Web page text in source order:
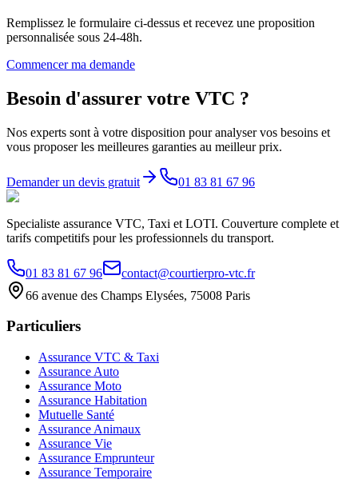
Remplissez le formulaire ci-dessus et recevez une proposition
personnalisée sous 24-48h.
Commencer ma demande
Besoin d'assurer votre VTC ?
Nos experts sont à votre disposition pour analyser vos besoins et
vous proposer les meilleures garanties au meilleur prix.
Demander un devis gratuit 01 83 81 67 96
Specialiste assurance VTC, Taxi et LOTI. Couverture complete et
tarifs competitifs pour les professionnels du transport.
01 83 81 67 96
contact@courtierpro-vtc.fr
66 avenue des Champs Elysées, 75008 Paris
Particuliers
Assurance VTC & Taxi
Assurance Auto
Assurance Moto
Assurance Habitation
Mutuelle Santé
Assurance Animaux
Assurance Vie
Assurance Emprunteur
Assurance Temporaire